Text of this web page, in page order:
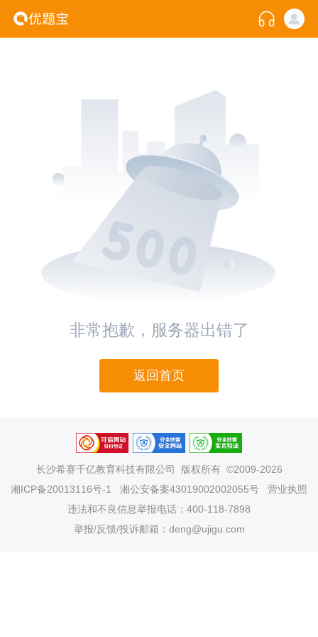
非常抱歉，服务器出错了
返回首页
长沙希赛千亿教育科技有限公司
版权所有 ©2009-2026
湘ICP备20013116号-1
湘公安备案43019002002055号
营业执照
违法和不良信息举报电话：400-118-7898
举报/反馈/投诉邮箱：deng@ujigu.com